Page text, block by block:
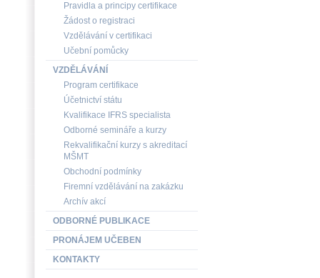
Pravidla a principy certifikace
Žádost o registraci
Vzdělávání v certifikaci
Učební pomůcky
VZDĚLÁVÁNÍ
Program certifikace
Účetnictví státu
Kvalifikace IFRS specialista
Odborné semináře a kurzy
Rekvalifikační kurzy s akreditací
MŠMT
Obchodní podmínky
Firemní vzdělávání na zakázku
Archív akcí
ODBORNÉ PUBLIKACE
PRONÁJEM UČEBEN
KONTAKTY